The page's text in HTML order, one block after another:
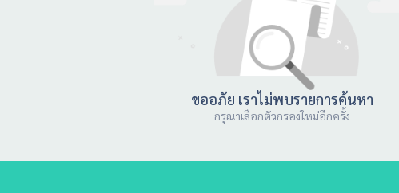
ขออภัย เราไม่พบรายการค้นหา
กรุณาเลือกตัวกรองใหม่อีกครั้ง